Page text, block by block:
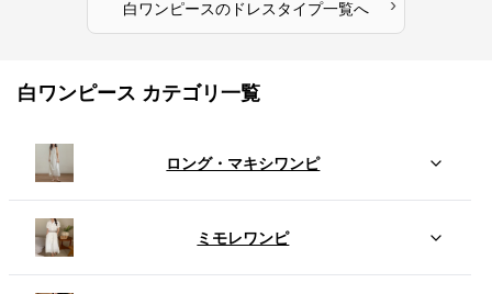
白ワンピースのドレスタイプ一覧へ ›
白ワンピース カテゴリ一覧
ロング・マキシワンピ
ミモレワンピ